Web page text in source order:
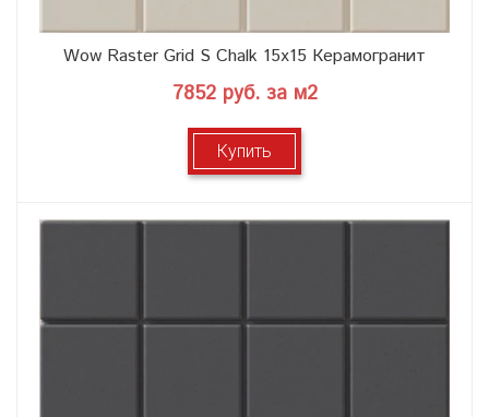
Wow Raster Grid S Chalk 15x15 Керамогранит
7852 руб. за м2
Купить